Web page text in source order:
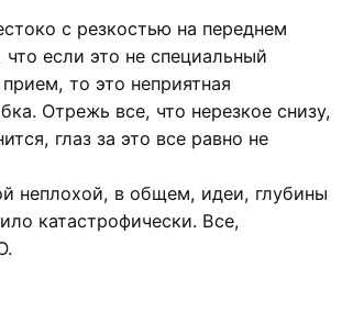
с резкостью на переднем
что если это не специальный
то это неприятная
Отрежь все, что нерезкое снизу,
глаз за это все равно не
неплохой, в общем, идеи, глубины
катастрофически. Все,